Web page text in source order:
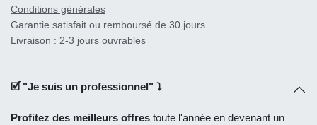
Conditions générales
Garantie satisfait ou remboursé de 30 jours
Livraison : 2-3 jours ouvrables
🗹 "Je suis un professionnel" ⤵
Profitez des meilleurs offres toute l'année en devenant un